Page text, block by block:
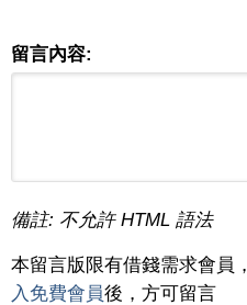
留言內容:
備註: 不允許 HTML 語法
本留言版限有借錢需求會員，
入免費會員後，方可留言